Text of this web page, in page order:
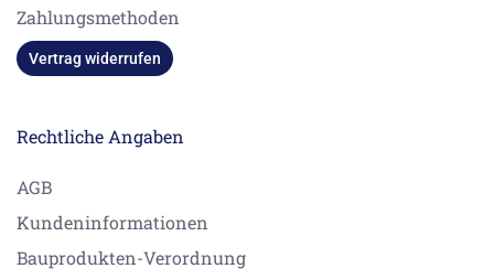
Zahlungsmethoden
Vertrag widerrufen
Rechtliche Angaben
AGB
Kundeninformationen
Bauprodukten-Verordnung